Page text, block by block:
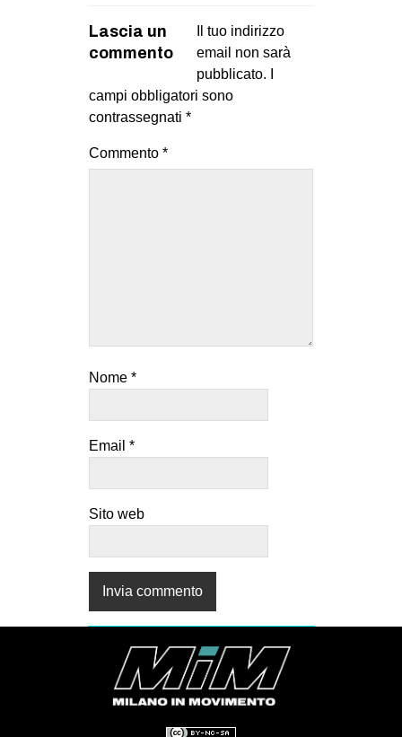
Lascia un
commento
Il tuo indirizzo
email non sarà
pubblicato.
campi obbligatori sono
contrassegnati *
Commento *
Nome *
Email *
Sito web